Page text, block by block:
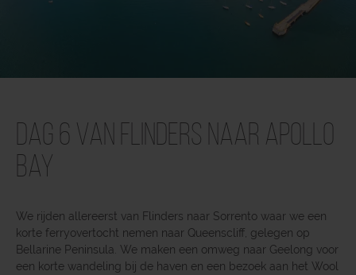
Dag 6 Van Flinders naar Apollo
Bay
We rijden allereerst van Flinders naar Sorrento waar we een
korte ferryovertocht nemen naar Queenscliff, gelegen op
Bellarine Peninsula. We maken een omweg naar Geelong voor
een korte wandeling bij de haven en een bezoek aan het Wool